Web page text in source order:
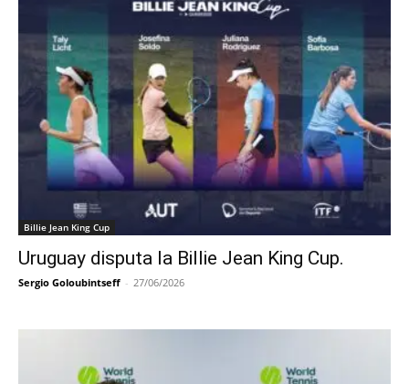
Billie Jean King Cup
Uruguay disputa la Billie Jean King Cup.
Sergio Goloubintseff - 27/06/2026